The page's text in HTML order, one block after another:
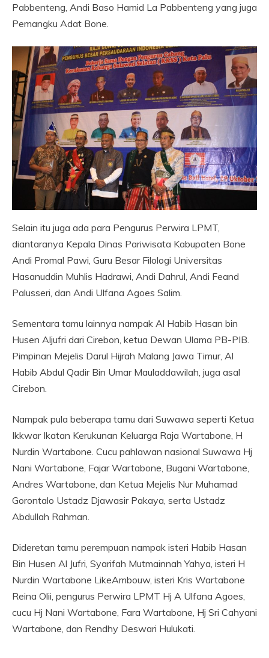
Pabbenteng, Andi Baso Hamid La Pabbenteng yang juga
Pemangku Adat Bone.
Selain itu juga ada para Pengurus Perwira LPMT,
diantaranya Kepala Dinas Pariwisata Kabupaten Bone
Andi Promal Pawi, Guru Besar Filologi Universitas
Hasanuddin Muhlis Hadrawi, Andi Dahrul, Andi Feand
Palusseri, dan Andi Ulfana Agoes Salim.
Sementara tamu lainnya nampak Al Habib Hasan bin
Husen Aljufri dari Cirebon, ketua Dewan Ulama PB-PIB.
Pimpinan Mejelis Darul Hijrah Malang Jawa Timur, Al
Habib Abdul Qadir Bin Umar Mauladdawilah, juga asal
Cirebon.
Nampak pula beberapa tamu dari Suwawa seperti Ketua
Ikkwar Ikatan Kerukunan Keluarga Raja Wartabone, H
Nurdin Wartabone. Cucu pahlawan nasional Suwawa Hj
Nani Wartabone, Fajar Wartabone, Bugani Wartabone,
Andres Wartabone, dan Ketua Mejelis Nur Muhamad
Gorontalo Ustadz Djawasir Pakaya, serta Ustadz
Abdullah Rahman.
Dideretan tamu perempuan nampak isteri Habib Hasan
Bin Husen Al Jufri, Syarifah Mutmainnah Yahya, isteri H
Nurdin Wartabone LikeAmbouw, isteri Kris Wartabone
Reina Olii, pengurus Perwira LPMT Hj A Ulfana Agoes,
cucu Hj Nani Wartabone, Fara Wartabone, Hj Sri Cahyani
Wartabone, dan Rendhy Deswari Hulukati.